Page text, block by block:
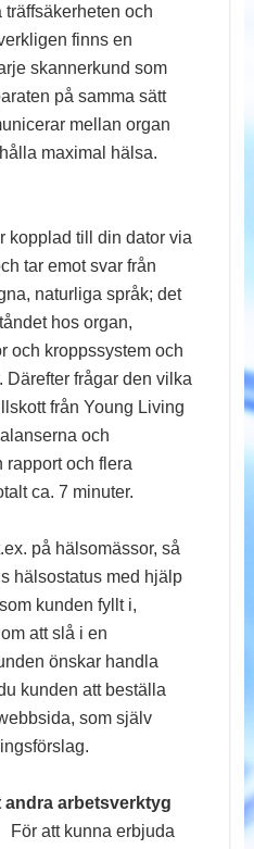
och
finns en
skannerkund som
på samma sätt
mellan organ
maximal hälsa.
kopplad till din dator via
tar emot svar från
naturliga språk; det
hos organ,
och kroppssystem och
frågar den vilka
från Young Living
och
rapport och flera
ca. 7 minuter.
på hälsomässor, så
hälsostatus med hjälp
kunden fyllt i,
att slå i en
önskar handla
kunden att beställa
som själv
arbetsverktyg
Föratt kunna erbjuda